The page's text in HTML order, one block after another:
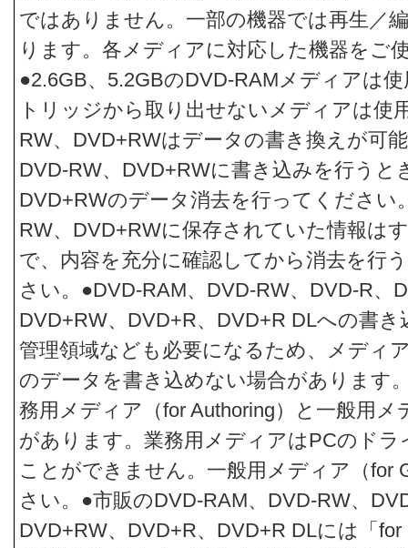
ではありません。一部の機器では再生／
ります。各メディアに対応した機器をご
●2.6GB、5.2GBのDVD-RAMメディアは
トリッジから取り出せないメディアは使
RW、DVD+RWはデータの書き換えが可
DVD-RW、DVD+RWに書き込みを行うと
DVD+RWのデータ消去を行ってください
RW、DVD+RWに保存されていた情報は
で、内容を充分に確認してから消去を行
さい。●DVD-RAM、DVD-RW、DVD-R、
DVD+RW、DVD+R、DVD+R DLへの書
管理領域なども必要になるため、メディ
のデータを書き込めない場合があります
務用メディア（for Authoring）と一般用メ
があります。業務用メディアはPCのド
ことができません。一般用メディア（for
さい。●市販のDVD-RAM、DVD-RW、
DVD+RW、DVD+R、DVD+R DLには「